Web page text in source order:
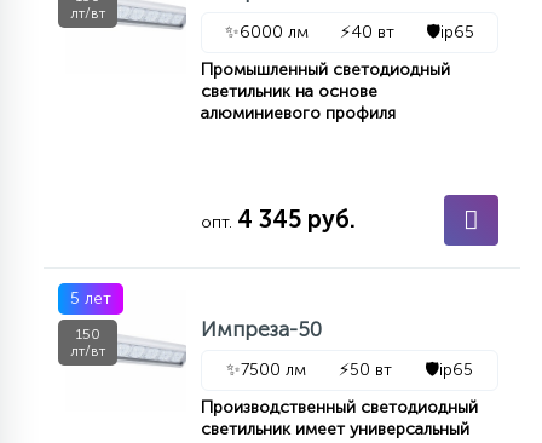
лт/вт
✨6000 лм ⚡40 вт 🛡️ip65
Промышленный светодиодный
светильник на основе
алюминиевого профиля
опт. 4 345 руб.
5 лет
150
лт/вт
Импреза-50
✨7500 лм ⚡50 вт 🛡️ip65
Производственный светодиодный
светильник имеет универсальный